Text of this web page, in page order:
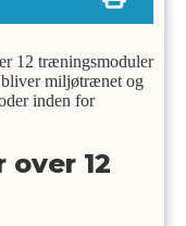
12 træningsmoduler
miljøtrænet og
inden for
12